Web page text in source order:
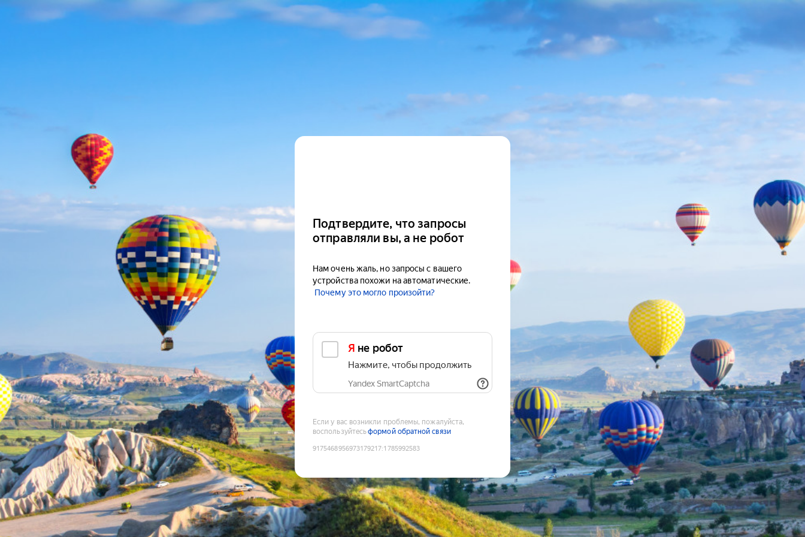
Подтвердите, что запросы
отправляли вы, а не робот
Нам очень жаль, но запросы с вашего
устройства похожи на автоматические.
Почему это могло произойти?
Я не робот
Нажмите, чтобы продолжить
Yandex SmartCaptcha
Если у вас возникли проблемы, пожалуйста,
воспользуйтесьформой обратной связи
9175468956973179217:1785992583